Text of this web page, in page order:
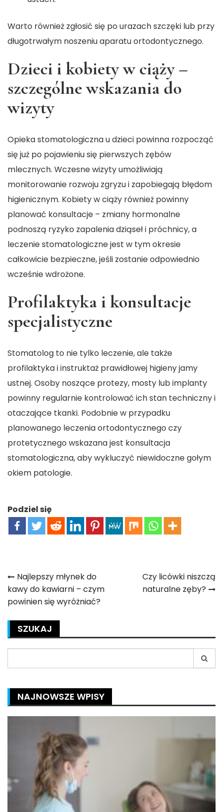
Warto również zgłosić się po urazach szczęki lub przy
długotrwałym noszeniu aparatu ortodontycznego.
Dzieci i kobiety w ciąży –
szczególne wskazania do
wizyty
Opieka stomatologiczna u dzieci powinna rozpocząć
się już po pojawieniu się pierwszych zębów
mlecznych. Wczesne wizyty umożliwiają
monitorowanie rozwoju zgryzu i zapobiegają błędom
higienicznym. Kobiety w ciąży również powinny
planować konsultacje – zmiany hormonalne
podnoszą ryzyko zapalenia dziąseł i próchnicy, a
leczenie stomatologiczne jest w tym okresie
całkowicie bezpieczne, jeśli zostanie odpowiednio
wcześnie wdrożone.
Profilaktyka i konsultacje
specjalistyczne
Stomatolog to nie tylko leczenie, ale także
profilaktyka i instruktaż prawidłowej higieny jamy
ustnej. Osoby noszące protezy, mosty lub implanty
powinny regularnie kontrolować ich stan techniczny i
otaczające tkanki. Podobnie w przypadku
planowanego leczenia ortodontycznego czy
protetycznego wskazana jest konsultacja
stomatologiczna, aby wykluczyć niewidoczne gołym
okiem patologie.
Podziel się
Nawigacja
wpisu
Najlepszy młynek do
kawy do kawiarni – czym
powinien się wyróżniać?
Czy licówki niszczą
naturalne zęby?
SZUKAJ
for:
NAJNOWSZE WPISY